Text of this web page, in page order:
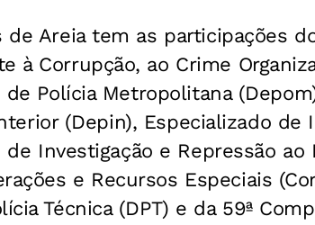
de Areia tem as participações
à Corrupção, ao Crime
de Polícia Metropolitana
(Depin), Especializado de
de Investigação e Repressão ao
e Recursos Especiais
Técnica (DPT) e da 59ª